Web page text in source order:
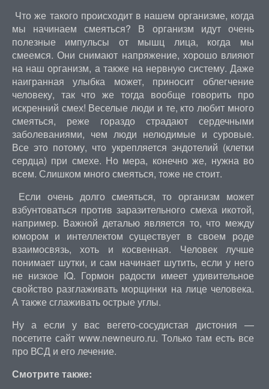
Что же такого происходит в нашем организме, когда
мы начинаем смеяться? В организм идут очень
полезные импульсы от мышц лица, когда мы
смеемся. Они снимают напряжение, хорошо влияют
на наш организм, а также на нервную систему. Даже
наигранная улыбка может, приносит облегчение
человеку, так что же тогда вообще говорить про
искренний смех! Веселые люди и те, кто любит много
смеяться, реже гораздо страдают сердечными
заболеваниями, чем люди нелюдимые и суровые.
Все это потому, что укрепляется эндотелий (клетки
сердца) при смехе. Но мера, конечно же, нужна во
всем. Слишком много смеяться, тоже не стоит.
Если очень долго смеяться, то организм может
взбунтоваться против заразительного смеха икотой,
например. Важной деталью является то, что между
юмором и интеллектом существует в своем роде
взаимосвязь, хоть и косвенная. Человек лучше
понимает шутки, и сам начинает шутить, если у него
не низкое IQ. Гормон радости имеет удивительное
свойство разглаживать морщинки на лице человека.
А также сглаживать острые углы.
Ну а если у вас вегето-сосудистая дистония —
посетите сайт www.newneuro.ru. Только там есть все
про ВСД и его лечение.
Смотрите также: